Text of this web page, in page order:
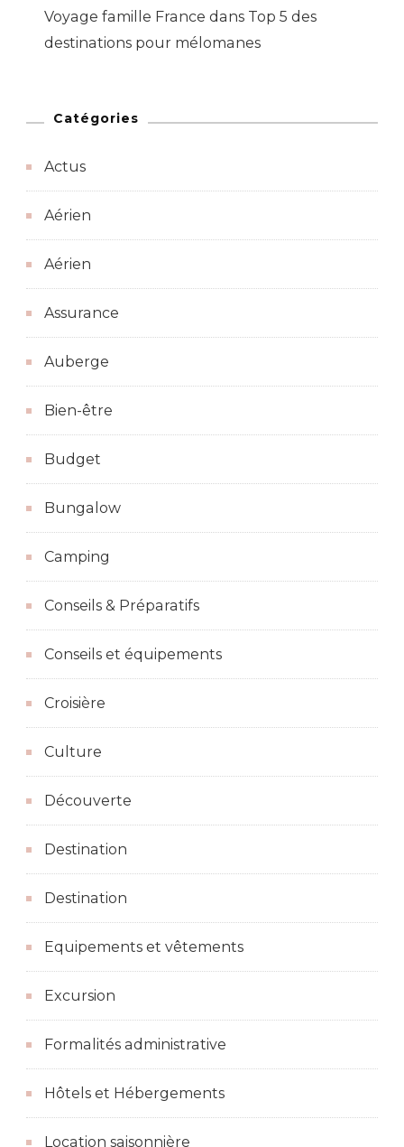
Voyage famille France dans Top 5 des
destinations pour mélomanes
Catégories
Actus
Aérien
Aérien
Assurance
Auberge
Bien-être
Budget
Bungalow
Camping
Conseils & Préparatifs
Conseils et équipements
Croisière
Culture
Découverte
Destination
Destination
Equipements et vêtements
Excursion
Formalités administrative
Hôtels et Hébergements
Location saisonnière